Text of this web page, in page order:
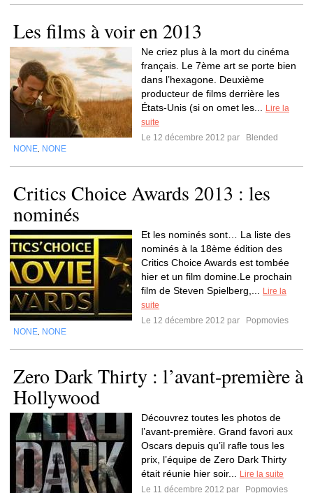
Les films à voir en 2013
Ne criez plus à la mort du cinéma
français. Le 7ème art se porte bien
dans l’hexagone. Deuxième
producteur de films derrière les
États-Unis (si on omet les...
Lire la
suite
Le 12 décembre 2012 par
Blended
NONE NONE
Critics Choice Awards 2013 : les
nominés
Et les nominés sont… La liste des
nominés à la 18ème édition des
Critics Choice Awards est tombée
hier et un film domine.Le prochain
film de Steven Spielberg,...
Lire la
suite
Le 12 décembre 2012 par
Popmovies
NONE NONE
Zero Dark Thirty : l’avant-première à
Hollywood
Découvrez toutes les photos de
l’avant-première. Grand favori aux
Oscars depuis qu’il rafle tous les
prix, l’équipe de Zero Dark Thirty
était réunie hier soir...
Lire la suite
Le 11 décembre 2012 par
Popmovies